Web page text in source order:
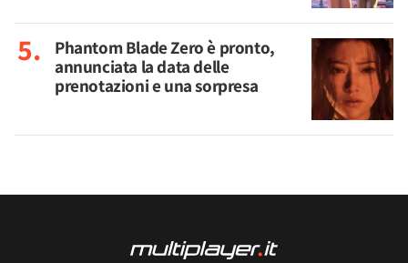
Phantom Blade Zero è pronto,
annunciata la data delle
prenotazioni e una sorpresa